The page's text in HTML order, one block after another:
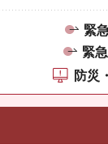
緊
緊
防災